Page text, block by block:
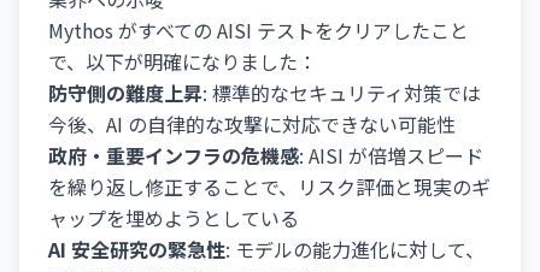
Mythos がすべての AISI テストをクリアしたこと
で、以下が明確になりました：
防守側の難度上昇: 標準的なセキュリティ対策では
今後、AI の自律的な攻撃に対応できない可能性
政府・重要インフラの危機感: AISI が倍増スピード
を繰り返し修正することで、リスク評価と現実のギ
ャップを埋めようとしている
AI 安全研究の緊急性: モデルの能力進化に対して、